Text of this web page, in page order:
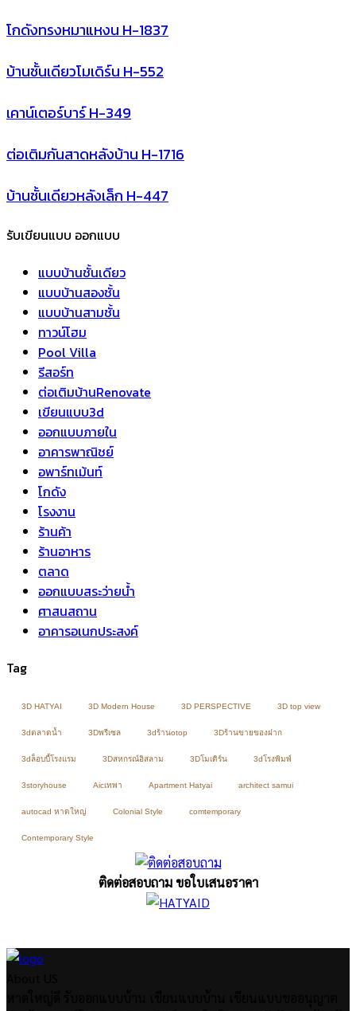
โกดังทรงหมาแหงน H-1837
บ้านชั้นเดียวโมเดิร์น H-552
เคาน์เตอร์บาร์ H-349
ต่อเติมกันสาดหลังบ้าน H-1716
บ้านชั้นเดียวหลังเล็ก H-447
รับเขียนแบบ ออกแบบ
แบบบ้านชั้นเดียว
แบบบ้านสองชั้น
แบบบ้านสามชั้น
ทาวน์โฮม
Pool Villa
รีสอร์ท
ต่อเติมบ้านRenovate
เขียนแบบ3d
ออกแบบภายใน
อาคารพาณิชย์
อพาร์ทเม้นท์
โกดัง
โรงงาน
ร้านค้า
ร้านอาหาร
ตลาด
ออกแบบสระว่ายน้ำ
ศาสนสถาน
อาคารอเนกประสงค์
Tag
3D HATYAI 3D Modern House 3D PERSPECTIVE 3D top view
3dตลาดน้ำ 3Dพรีเซล 3dร้านotop 3Dร้านขายของฝาก
3dล็อบบี้โรงแรม 3Dสหกรณ์อิสลาม 3Dโมเดิร์น 3dโรงพิมพ์
3storyhouse Aicเทพา Apartment Hatyai architect samui
autocad หาดใหญ่ Colonial Style comtemporary
Contemporary Style
ติดต่อสอบถาม ขอใบเสนอราคา